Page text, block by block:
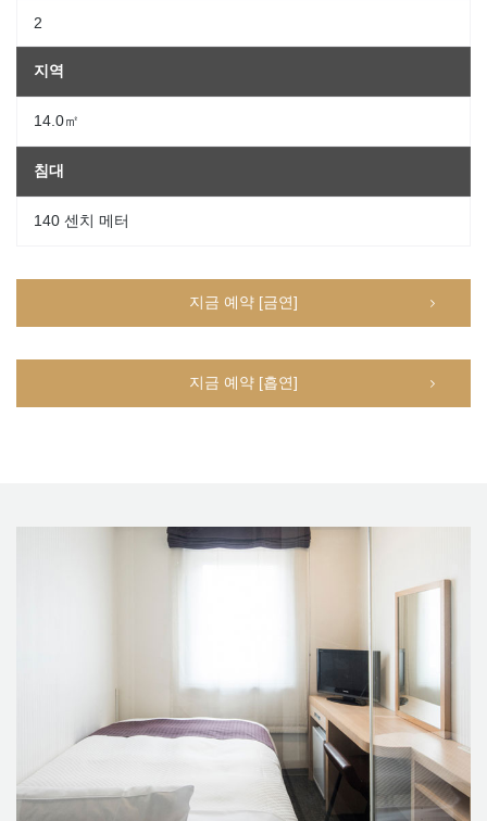
2
지역
14.0㎡
침대
140 센치 메터
지금 예약 [금연]
지금 예약 [흡연]